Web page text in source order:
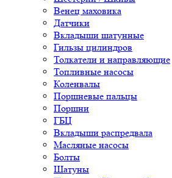
Венец маховика
Датчики
Вкладыши шатунные
Гильзы цилиндров
Толкатели и направляющие
Топливные насосы
Коленвалы
Поршневые пальцы
Поршни
ГБЦ
Вкладыши распредвала
Масляные насосы
Болты
Шатуны